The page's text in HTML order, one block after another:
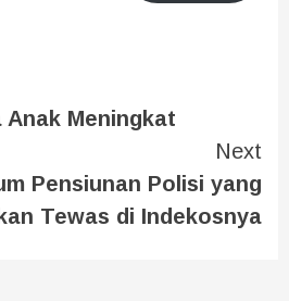
Anak Meningkat
Next
Pensiunan Polisi yang
Tewas di Indekosnya